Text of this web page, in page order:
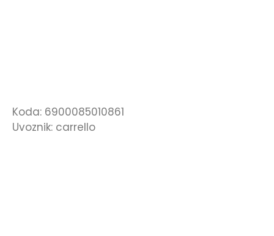
Koda: 6900085010861
Uvoznik: carrello